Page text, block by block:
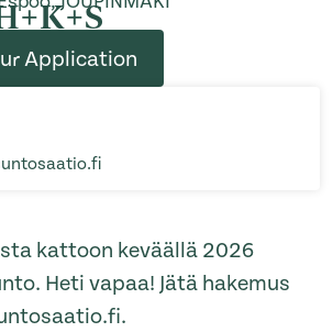
Application
kattoon keväällä 2026
Heti vapaa! Jätä hakemus